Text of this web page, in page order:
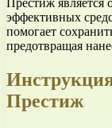
Престиж является
эффективных
помогает
предотвращая
Престиж